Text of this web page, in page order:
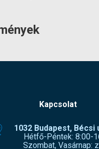
Kapcsolat
1032 Budapest, Bécsi
Hétfő-Péntek: 8:00-
Szombat, Vasárnap: